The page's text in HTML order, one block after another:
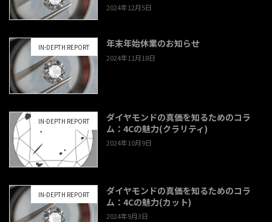
2024年12月5日
IN-DEPTH REPORT 年末年始休業のお知らせ
2024年11月18日
IN-DEPTH REPORT
ダイヤモンドの真価を知るためのコラ
ム：4Cの魅力(クラリティ)
2024年10月9日
IN-DEPTH REPORT
ダイヤモンドの真価を知るためのコラ
ム：4Cの魅力(カット)
2024年9月3日